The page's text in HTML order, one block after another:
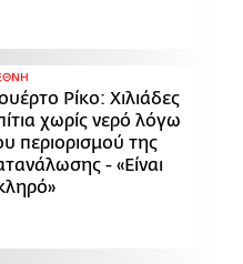
Ρίκο: Χιλιάδες
χωρίς νερό λόγω
περιορισμού της
- «Είναι